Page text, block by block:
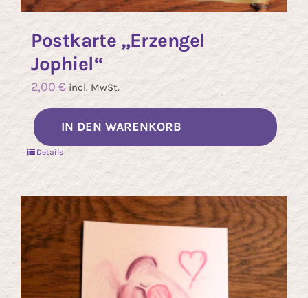
Postkarte „Erzengel
Jophiel“
2,00 € incl. MwSt.
IN DEN WARENKORB
Details